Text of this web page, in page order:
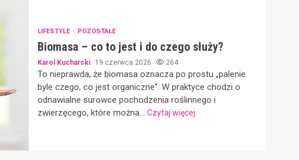
LIFESTYLE POZOSTAŁE
Biomasa – co to jest i do czego służy?
Karol Kucharski 19 czerwca 2026 264
To nieprawda, że biomasa oznacza po prostu „palenie
byle czego, co jest organiczne”. W praktyce chodzi o
odnawialne surowce pochodzenia roślinnego i
zwierzęcego, które można... Czytaj więcej